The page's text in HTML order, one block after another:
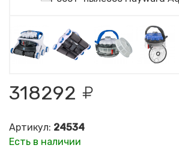
318292
Артикул: 24534
Есть в наличии